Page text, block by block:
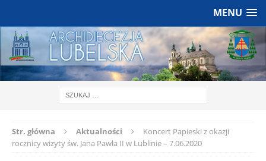
MENU
Str. główna Aktualności
Koncert Papieski z okazji
rocznicy wizyty św. Jana Pawła II w Lublinie – 7.06.2020